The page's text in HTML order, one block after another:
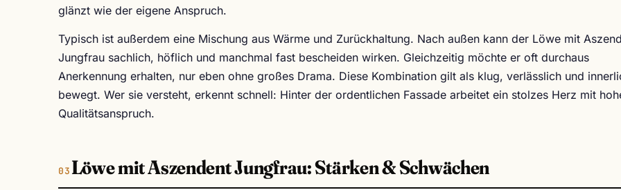
glänzt wie der eigene Anspruch.
Typisch ist außerdem eine Mischung aus Wärme und Zurückhaltung. Nach außen kann der Löwe mit
Jungfrau sachlich, höflich und manchmal fast bescheiden wirken. Gleichzeitig möchte er oft durchaus
Anerkennung erhalten, nur eben ohne großes Drama. Diese Kombination gilt als klug, verlässlich und
bewegt. Wer sie versteht, erkennt schnell: Hinter der ordentlichen Fassade arbeitet ein stolzes Herz mit
Qualitätsanspruch.
Löwe mit Aszendent Jungfrau: Stärken & Schwächen